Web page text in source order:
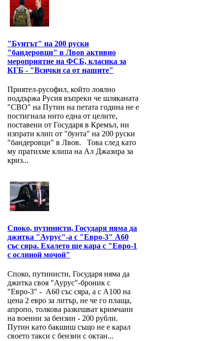
"Бунтът" на 200 руски
"бандеровци" в Лвов активно
мероприятие на ФСБ, класика за
КГБ - "Всички са от нашите"
Приятел-русофил, който лоялно
поддържа Русия въпреки че шляканата
"СВО" на Путин на петата година не е
постигнала нито една от целите,
поставени от Государя в Кремъл, ни
изпрати клип от "бунта" на 200 руски
"бандеровци" в Лвов. Това след като
му пратихме клипа на Ал Джазира за
криз...
Споко, путинисти, Государя няма да
джитка "Аурус"-а с "Евро-3" А60
със сяра. Ехалето ще кара с "Евро-1
с ослиной мочой"
Споко, путинисти, Государя няма да
джитка своя "Аурус"-броник с
"Евро-3" - А60 със сяра, а с А100 на
цена 2 евро за литър, не че го плаща,
апропо, толкова разкешват кримчани
на военни за бензин - 200 рубли.
Путин като бакшиш също не е карал
своето такси с бензин с октан...